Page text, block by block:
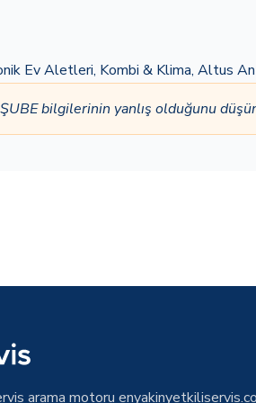
Ev Aletleri, Kombi & Klima, Altus
bilgilerinin yanlış olduğunu
arama motoru